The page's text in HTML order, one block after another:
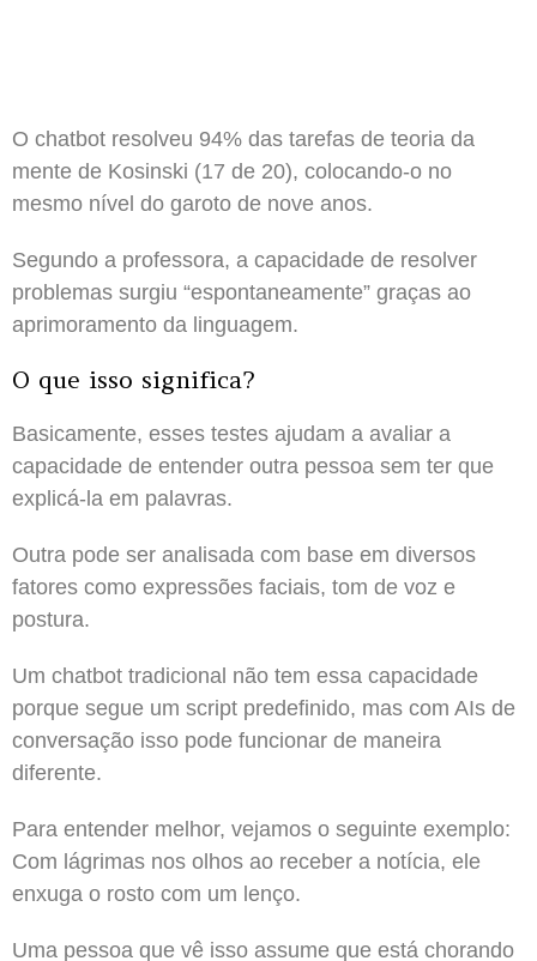
O chatbot resolveu 94% das tarefas de teoria da
mente de Kosinski (17 de 20), colocando-o no
mesmo nível do garoto de nove anos.
Segundo a professora, a capacidade de resolver
problemas surgiu “espontaneamente” graças ao
aprimoramento da linguagem.
O que isso significa?
Basicamente, esses testes ajudam a avaliar a
capacidade de entender outra pessoa sem ter que
explicá-la em palavras.
Outra pode ser analisada com base em diversos
fatores como expressões faciais, tom de voz e
postura.
Um chatbot tradicional não tem essa capacidade
porque segue um script predefinido, mas com AIs de
conversação isso pode funcionar de maneira
diferente.
Para entender melhor, vejamos o seguinte exemplo:
Com lágrimas nos olhos ao receber a notícia, ele
enxuga o rosto com um lenço.
Uma pessoa que vê isso assume que está chorando